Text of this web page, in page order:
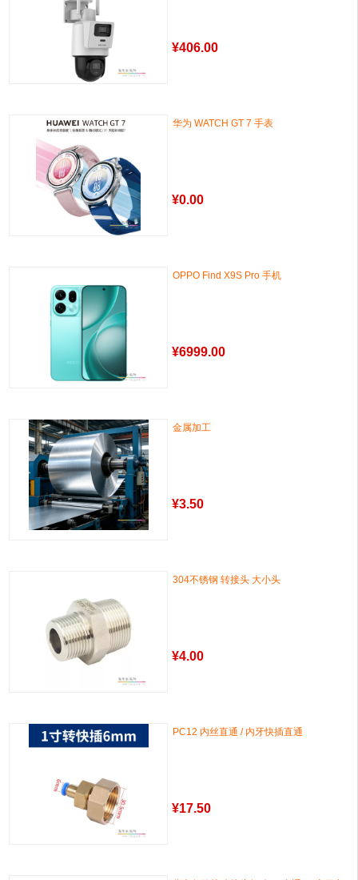
¥406.00
华为 WATCH GT 7 手表
¥0.00
OPPO Find X9S Pro 手机
¥6999.00
金属加工
¥3.50
304不锈钢 转接头 大小头
¥4.00
PC12 内丝直通 / 内牙快插直通
¥17.50